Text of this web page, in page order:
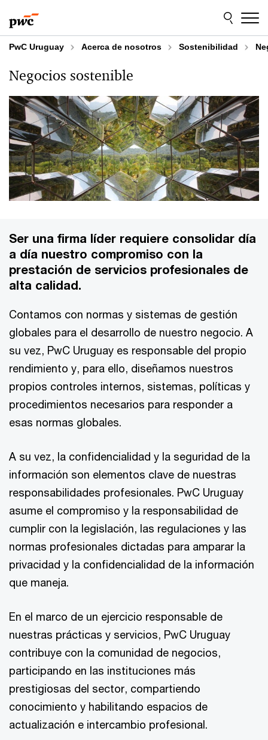
to
content
to
footer
PwC Uruguay Acerca de nosotros Sostenibilidad
Negocios sostenible
Ser una firma líder requiere consolidar día
a día nuestro compromiso con la
prestación de servicios profesionales de
alta calidad.
Contamos con normas y sistemas de gestión
globales para el desarrollo de nuestro negocio. A
su vez, PwC Uruguay es responsable del propio
rendimiento y, para ello, diseñamos nuestros
propios controles internos, sistemas, políticas y
procedimientos necesarios para responder a
esas normas globales.
A su vez, la confidencialidad y la seguridad de la
información son elementos clave de nuestras
responsabilidades profesionales. PwC Uruguay
asume el compromiso y la responsabilidad de
cumplir con la legislación, las regulaciones y las
normas profesionales dictadas para amparar la
privacidad y la confidencialidad de la información
que maneja.
En el marco de un ejercicio responsable de
nuestras prácticas y servicios, PwC Uruguay
contribuye con la comunidad de negocios,
participando en las instituciones más
prestigiosas del sector, compartiendo
conocimiento y habilitando espacios de
actualización e intercambio profesional.